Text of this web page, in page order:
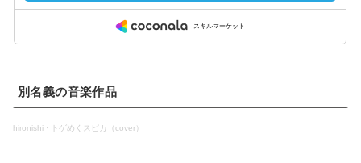
別名義の音楽作品
hironishi · トゲめくスピカ（cover）